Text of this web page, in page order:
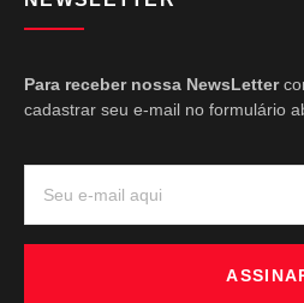
Para receber nossa NewsLetter
cadastrar seu e-mail no formulário